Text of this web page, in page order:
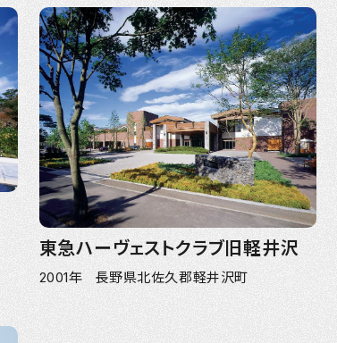
東急ハーヴェストクラブ旧軽井沢
2001年 長野県北佐久郡軽井沢町